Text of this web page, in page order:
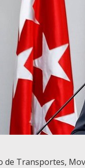
de Transportes,